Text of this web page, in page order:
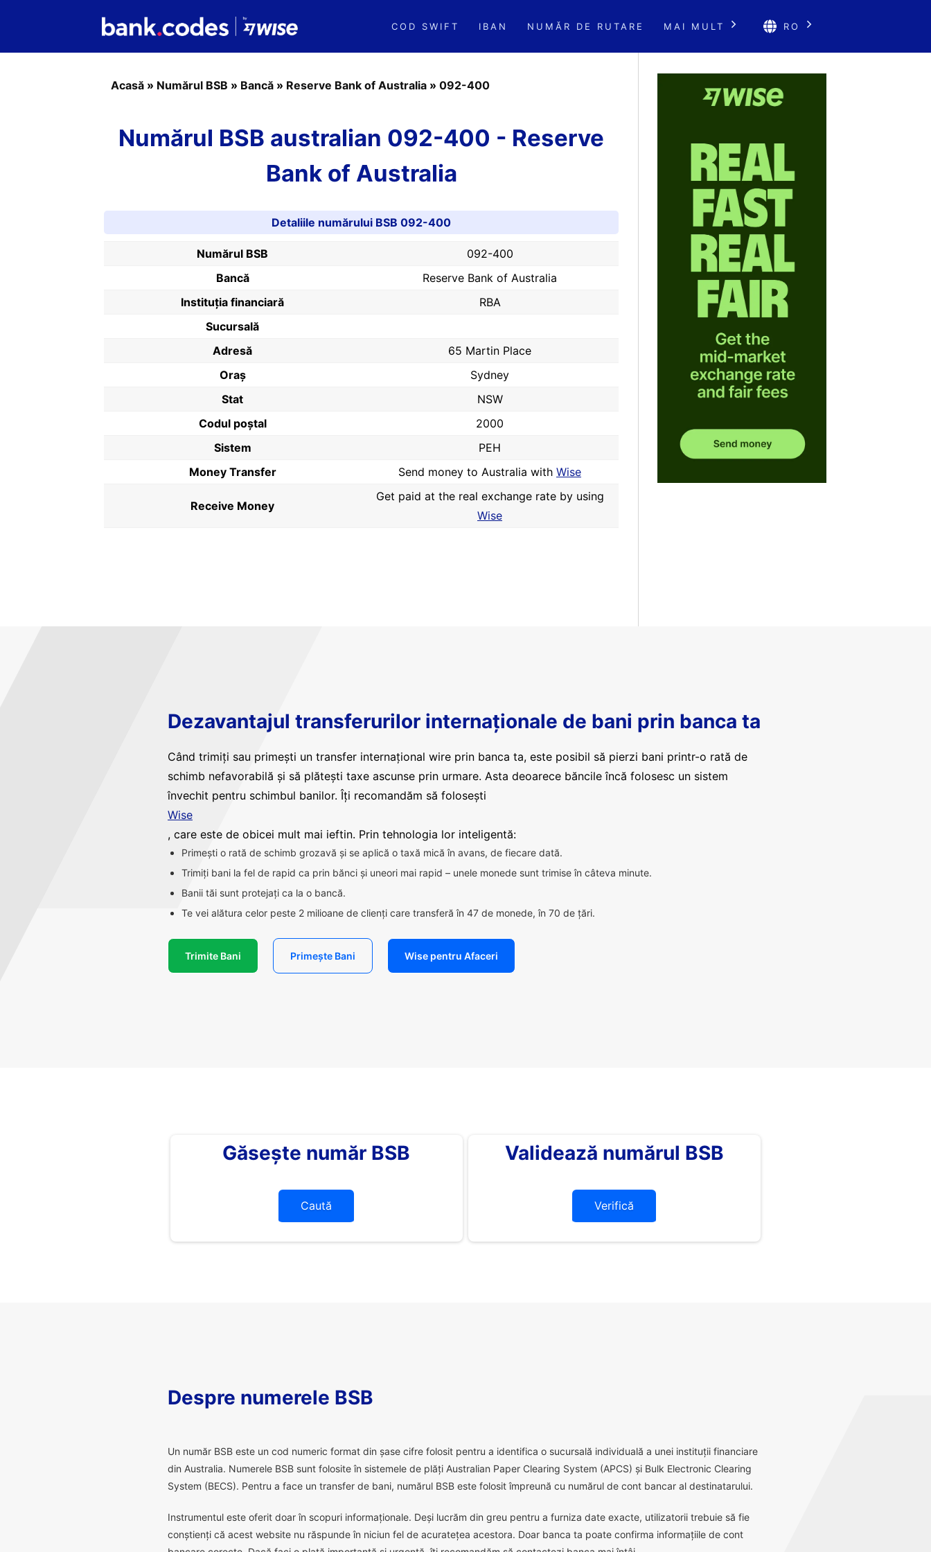
COD SWIFT IBAN NUMĂR DE RUTARE MAI MULT RO
Acasă » Numărul BSB » Bancă » Reserve Bank of Australia » 092-400
Numărul BSB australian 092-400 - Reserve
Bank of Australia
Detaliile numărului BSB 092-400
Numărul BSB
092-400
Bancă
Reserve Bank of Australia
Instituția financiară
RBA
Sucursală
Adresă
65 Martin Place
Oraș
Sydney
Stat
NSW
Codul poştal
2000
Sistem
PEH
Money Transfer
Send money to Australia with Wise
Receive Money
Get paid at the real exchange rate by using
Wise
Dezavantajul transferurilor internaționale de bani prin banca ta
Când trimiți sau primești un transfer internațional wire prin banca ta, este posibil să pierzi bani printr-o rată de
schimb nefavorabilă și să plătești taxe ascunse prin urmare. Asta deoarece băncile încă folosesc un sistem
învechit pentru schimbul banilor. Îți recomandăm să folosești
Wise
, care este de obicei mult mai ieftin. Prin tehnologia lor inteligentă:
Primești o rată de schimb grozavă și se aplică o taxă mică în avans, de fiecare dată.
Trimiți bani la fel de rapid ca prin bănci și uneori mai rapid – unele monede sunt trimise în câteva minute.
Banii tăi sunt protejați ca la o bancă.
Te vei alătura celor peste 2 milioane de clienți care transferă în 47 de monede, în 70 de țări.
Trimite Bani Primește Bani Wise pentru Afaceri
Găsește număr BSB
Caută
Validează numărul BSB
Verifică
Despre numerele BSB
Un număr BSB este un cod numeric format din șase cifre folosit pentru a identifica o sucursală individuală a unei instituții financiare
din Australia. Numerele BSB sunt folosite în sistemele de plăți Australian Paper Clearing System (APCS) și Bulk Electronic Clearing
System (BECS). Pentru a face un transfer de bani, numărul BSB este folosit împreună cu numărul de cont bancar al destinatarului.
Instrumentul este oferit doar în scopuri informaționale. Deși lucrăm din greu pentru a furniza date exacte, utilizatorii trebuie să fie
conștienți că acest website nu răspunde în niciun fel de acuratețea acestora. Doar banca ta poate confirma informațiile de cont